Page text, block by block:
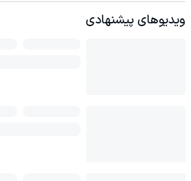
ویدیوهای پیشنهادی